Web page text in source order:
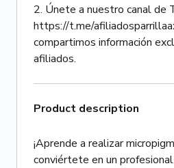
2. Únete a nuestro canal de
https://t.me/
compartimos información
afiliados.
Product description
¡Aprende a realizar
conviértete en un